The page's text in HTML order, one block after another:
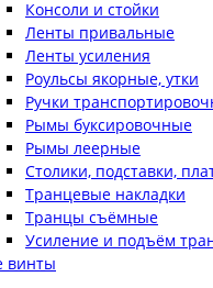
Консоли и стойки
Ленты привальные
Ленты усиления
Роульсы якорные, утки
Ручки
Рымы буксировочные
Рымы леерные
Столики, подставки,
Транцевые накладки
Транцы съёмные
Усиление и подъём
винты